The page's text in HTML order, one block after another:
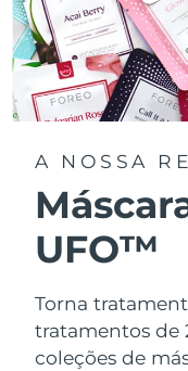
A NOSSA
UFO™
Torna
tratamentos de
coleções de